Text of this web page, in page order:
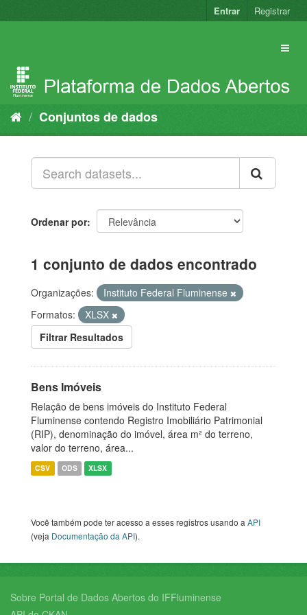
para
Entrar Registrar
Conjuntos de dados
Ordenar por
1 conjunto de dados encontrado
Organizações:
Instituto Federal Fluminense
Formatos:
XLSX
Filtrar Resultados
Bens Imóveis
Relação de bens imóveis do Instituto Federal
Fluminense contendo Registro Imobiliário Patrimonial
(RIP), denominação do imóvel, área m² do terreno,
valor do terreno, área...
CSV ODS XLSX
Você também pode ter acesso a esses registros usando aAPI
(veja Documentação da API).
Sobre Portal de Dados Abertos do IFFluminense